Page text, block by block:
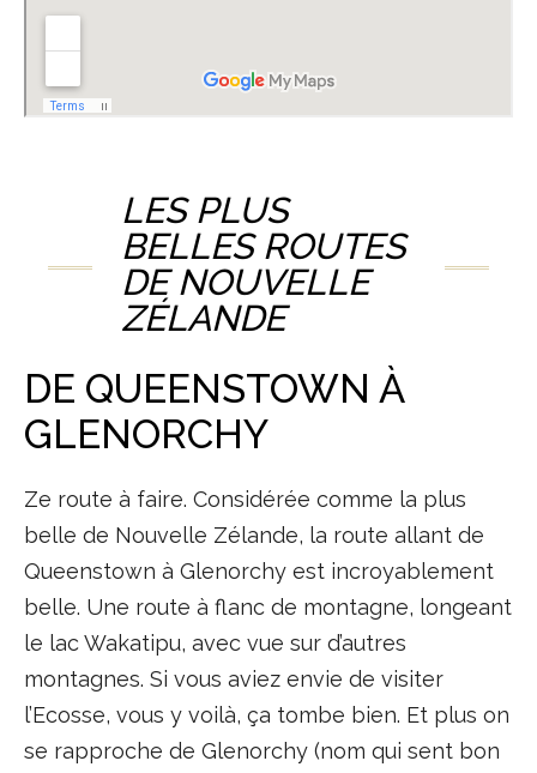
LES PLUS
BELLES ROUTES
DE NOUVELLE
ZÉLANDE
DE QUEENSTOWN À
GLENORCHY
Ze route à faire. Considérée comme la plus
belle de Nouvelle Zélande, la route allant de
Queenstown à Glenorchy est incroyablement
belle. Une route à flanc de montagne, longeant
le lac Wakatipu, avec vue sur d’autres
montagnes. Si vous aviez envie de visiter
l’Ecosse, vous y voilà, ça tombe bien. Et plus on
se rapproche de Glenorchy (nom qui sent bon